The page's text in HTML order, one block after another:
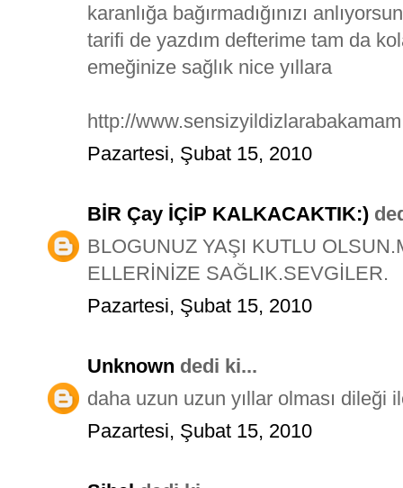
karanlığa bağırmadığınızı
tarifi de yazdım defterime tam da
emeğinize sağlık nice yıllara
http://
Pazartesi, Şubat 15, 2010
BİR Çay İÇİP KALKACAKTIK:)
BLOGUNUZ YAŞI KUTLU
ELLERİNİZE SAĞLIK.SEVGİLER.
Pazartesi, Şubat 15, 2010
Unknown dedi ki...
daha uzun uzun yıllar olması dileği
Pazartesi, Şubat 15, 2010